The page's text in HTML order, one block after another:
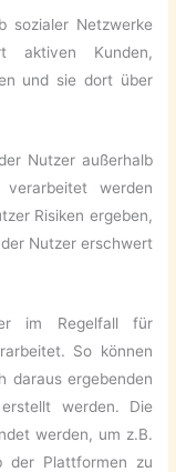
sozialer Netzwerke
Kunden,
und sie dort über
Nutzer außerhalb
werden
Risiken ergeben,
Nutzer erschwert
im Regelfall für
So können
daraus ergebenden
werden. Die
werden, um z.B.
der Plattformen zu